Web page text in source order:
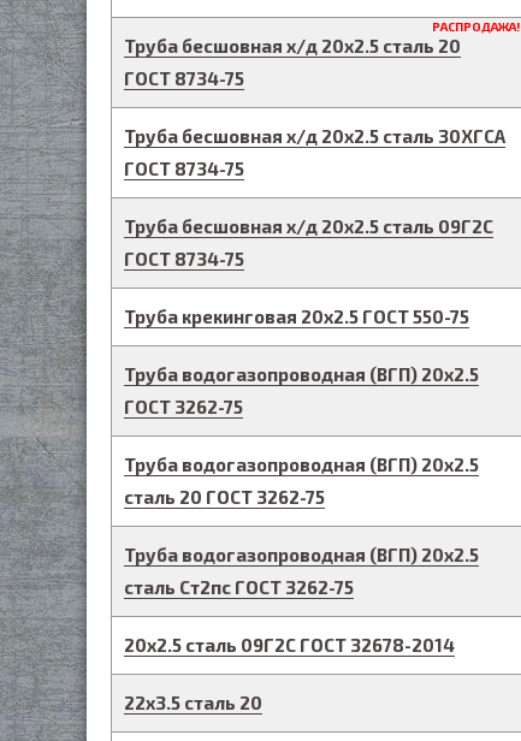
РАСПРОДАЖА!
Труба бесшовная х/д 20х2.5 сталь 20
ГОСТ 8734-75
Труба бесшовная х/д 20х2.5 сталь 30ХГСА
ГОСТ 8734-75
Труба бесшовная х/д 20х2.5 сталь 09Г2С
ГОСТ 8734-75
Труба крекинговая 20х2.5 ГОСТ 550-75
Труба водогазопроводная (ВГП) 20х2.5
ГОСТ 3262-75
Труба водогазопроводная (ВГП) 20х2.5
сталь 20 ГОСТ 3262-75
Труба водогазопроводная (ВГП) 20х2.5
сталь Ст2пс ГОСТ 3262-75
20х2.5 сталь 09Г2С ГОСТ 32678-2014
22х3.5 сталь 20